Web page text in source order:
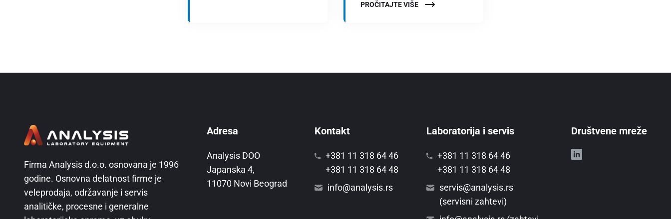
PROČITAJTE VIŠE
Firma Analysis d.o.o. osnovana je 1996
godine. Osnovna delatnost firme je
veleprodaja, održavanje i servis
analitičke, procesne i generalne
Adresa
Analysis DOO
Japanska 4,
11070 Novi Beograd
Kontakt
+381 11 318 64 46
+381 11 318 64 48
info@analysis.rs
Laboratorija i servis
+381 11 318 64 46
+381 11 318 64 48
servis@analysis.rs
(servisni zahtevi)
Društvene mreže